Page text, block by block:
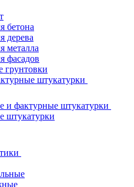
бетона
дерева
металла
фасадов
грунтовки
штукатурки
и фактурные штукатурки
штукатурки